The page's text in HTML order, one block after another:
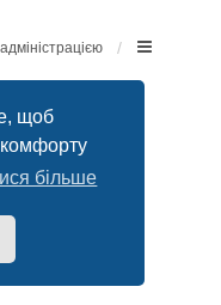
щоб
комфорту
більше